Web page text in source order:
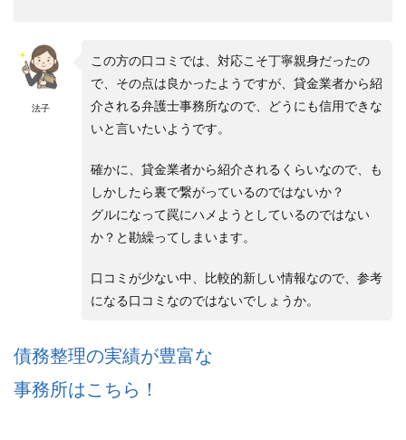
法子
この方の口コミでは、対応こそ丁寧親身だったの
で、その点は良かったようですが、貸金業者から紹
介される弁護士事務所なので、どうにも信用できな
いと言いたいようです。
確かに、貸金業者から紹介されるくらいなので、も
しかしたら裏で繋がっているのではないか？
グルになって罠にハメようとしているのではない
か？と勘繰ってしまいます。
口コミが少ない中、比較的新しい情報なので、参考
になる口コミなのではないでしょうか。
債務整理の実績が豊富な
事務所はこちら！